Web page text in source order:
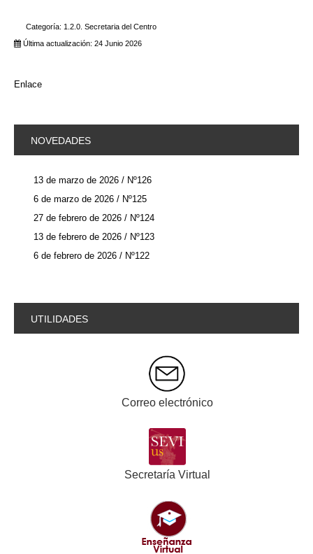
Categoría: 1.2.0. Secretaria del Centro
Última actualización: 24 Junio 2026
Enlace
NOVEDADES
13 de marzo de 2026 / Nº126
6 de marzo de 2026 / Nº125
27 de febrero de 2026 / Nº124
13 de febrero de 2026 / Nº123
6 de febrero de 2026 / Nº122
UTILIDADES
Correo electrónico
Secretaría Virtual